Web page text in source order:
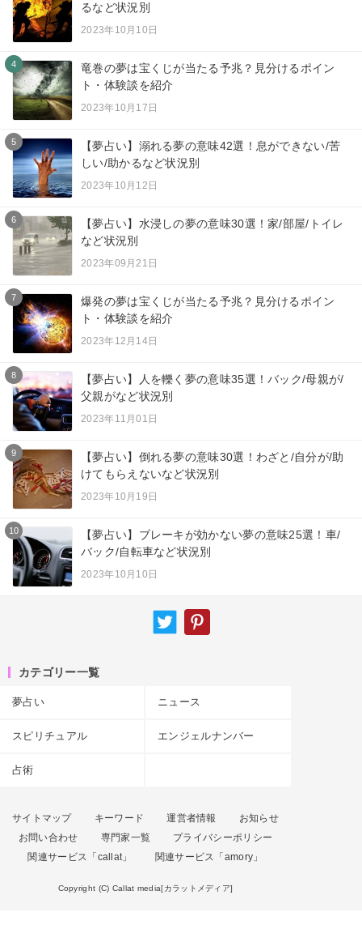
るなど状況別
2023年10月10日
4
竜巻の夢は宝くじが当たる予兆？見分けるポイン
ト・体験談を紹介
2023年10月17日
5
【夢占い】溺れる夢の意味42選！息ができない/苦
しい/助かるなど状況別
2023年10月12日
6
【夢占い】水浸しの夢の意味30選！家/部屋/トイレ
など状況別
2023年09月21日
7
爆発の夢は宝くじが当たる予兆？見分けるポイン
ト・体験談を紹介
2023年12月14日
8
【夢占い】人を轢く夢の意味35選！バック/母親が/
父親がなど状況別
2023年11月01日
9
【夢占い】倒れる夢の意味30選！わざと/自分が/助
けてもらえないなど状況別
2023年10月19日
10
【夢占い】ブレーキが効かない夢の意味25選！車/
バック/自転車など状況別
2023年10月10日
カテゴリー一覧
夢占い ニュース
スピリチュアル エンジェルナンバー
占術
サイトマップ キーワード 運営者情報
お知らせ
お問い合わせ
専門家一覧
プライバシーポリシー
関連サービス「callat」
関連サービス「amory」
Copyright (C) Callat media[カラットメディア]